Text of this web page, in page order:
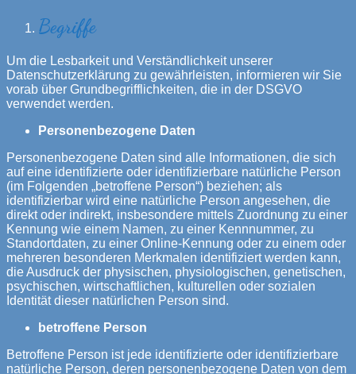
Begriffe
Um die Lesbarkeit und Verständlichkeit unserer
Datenschutzerklärung zu gewährleisten, informieren wir Sie
vorab über Grundbegrifflichkeiten, die in der DSGVO
verwendet werden.
Personenbezogene Daten
Personenbezogene Daten sind alle Informationen, die sich
auf eine identifizierte oder identifizierbare natürliche Person
(im Folgenden „betroffene Person“) beziehen; als
identifizierbar wird eine natürliche Person angesehen, die
direkt oder indirekt, insbesondere mittels Zuordnung zu einer
Kennung wie einem Namen, zu einer Kennnummer, zu
Standortdaten, zu einer Online-Kennung oder zu einem oder
mehreren besonderen Merkmalen identifiziert werden kann,
die Ausdruck der physischen, physiologischen, genetischen,
psychischen, wirtschaftlichen, kulturellen oder sozialen
Identität dieser natürlichen Person sind.
betroffene Person
Betroffene Person ist jede identifizierte oder identifizierbare
natürliche Person, deren personenbezogene Daten von dem